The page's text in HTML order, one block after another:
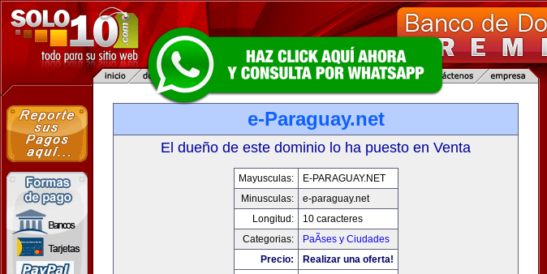
e-Paraguay.net
El dueño de este dominio lo ha puesto en Venta
Mayusculas:
E-PARAGUAY.NET
Minusculas:
e-paraguay.net
Longitud:
10 caracteres
Categorias:
PaÃ­ses y Ciudades
Precio:
Realizar una oferta!